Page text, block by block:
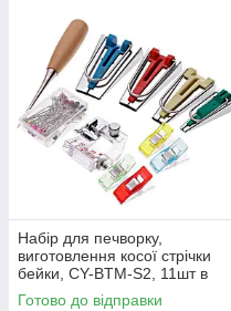
Набір для печворку,
виготовлення косої стрічки
бейки, CY-BTM-S2, 11шт в
кейсі
Готово до відправки